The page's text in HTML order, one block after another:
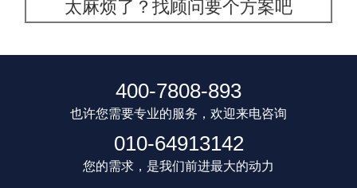
太麻烦了？找顾问要个方案吧
400-7808-893
也许您需要专业的服务，欢迎来电咨询
010-64913142
您的需求，是我们前进最大的动力